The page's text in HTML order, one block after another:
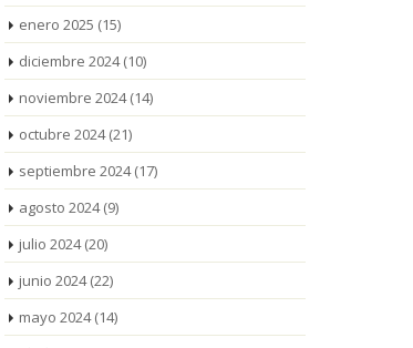
enero 2025 (15)
diciembre 2024(10)
noviembre 2024(14)
octubre 2024(21)
septiembre 2024(17)
agosto 2024(9)
julio 2024(20)
junio 2024(22)
mayo 2024(14)